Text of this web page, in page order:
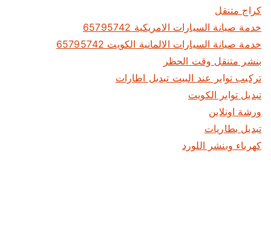
كراج متنقل
خدمة صيانة السيارات الامريكية 65795742
خدمة صيانة السيارات الالمانية الكويت 65795742
بنشر متنقل وقت الحظر
تركيب تواير عند البيت تبديل اطارات
تبديل تواير الكويت
ورشة اونلاين
تبديل بطاريات
كهرباء وبنشر اللورد